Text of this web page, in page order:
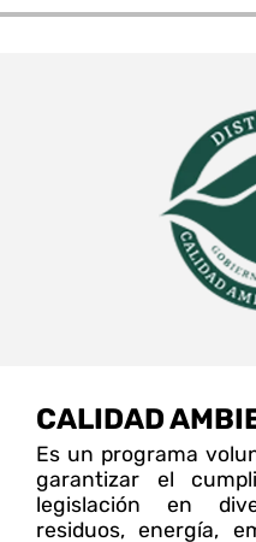
CALIDAD
Es un programa
garantizar el
legislación en
residuos, energía,